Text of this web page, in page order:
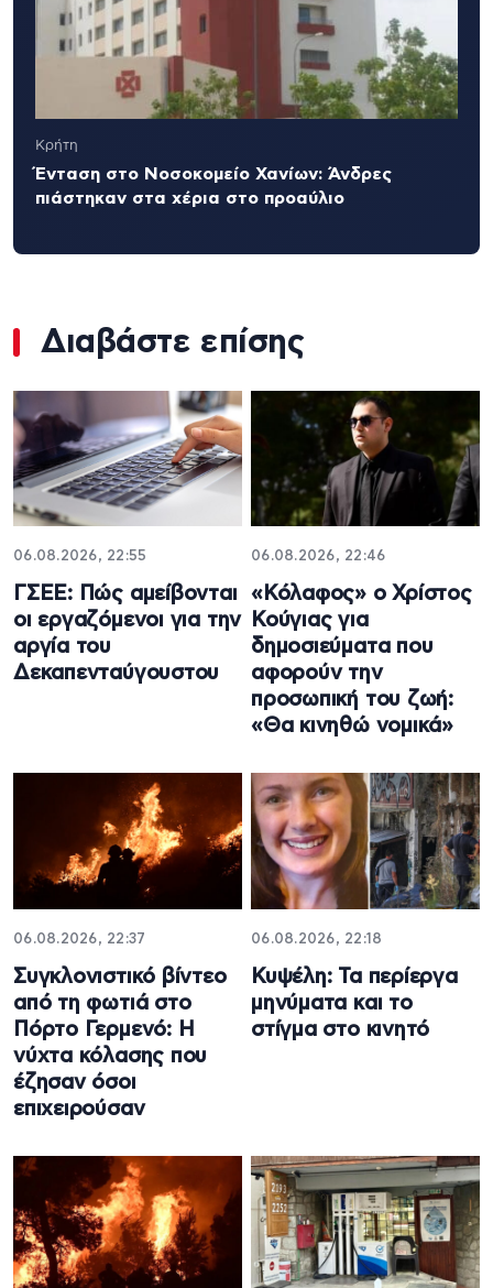
Κρήτη
Ένταση στο Νοσοκομείο Χανίων: Άνδρες
πιάστηκαν στα χέρια στο προαύλιο
Διαβάστε επίσης
06.08.2026, 22:55
ΓΣΕΕ: Πώς αμείβονται
οι εργαζόμενοι για την
αργία του
Δεκαπενταύγουστου
06.08.2026, 22:46
«Κόλαφος» ο Χρίστος
Κούγιας για
δημοσιεύματα που
αφορούν την
προσωπική του ζωή:
«Θα κινηθώ νομικά»
06.08.2026, 22:37
Συγκλονιστικό βίντεο
από τη φωτιά στο
Πόρτο Γερμενό: Η
νύχτα κόλασης που
έζησαν όσοι
επιχειρούσαν
06.08.2026, 22:18
Κυψέλη: Τα περίεργα
μηνύματα και το
στίγμα στο κινητό